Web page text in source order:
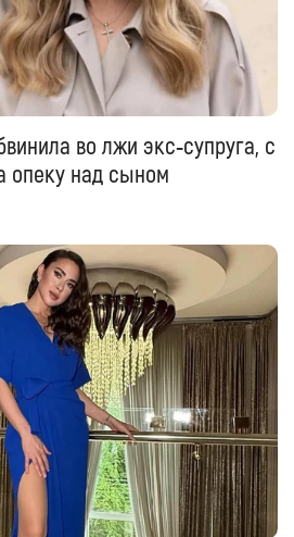
во лжи экс‑супруга, с
опеку над сыном